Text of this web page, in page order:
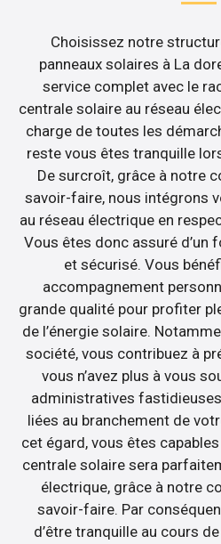
Choisissez notre
panneaux solaires à La
service complet avec le
centrale solaire au réseau
charge de toutes les
reste vous êtes tranquille
De surcroît, grâce à notre
savoir-faire, nous intégrons
au réseau électrique en
Vous êtes donc assuré d’un
et sécurisé. Vous
accompagnement
grande qualité pour profiter
de l’énergie solaire.
société, vous contribuez à
vous n’avez plus à vous
administratives
liées au branchement de
cet égard, vous êtes
centrale solaire sera
électrique, grâce à notre
savoir-faire. Par
d’être tranquille au cours